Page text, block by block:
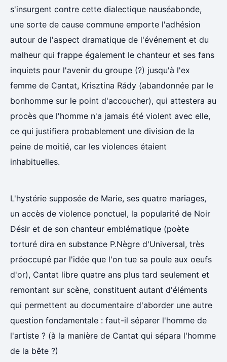
s'insurgent contre cette dialectique nauséabonde,
une sorte de cause commune emporte l'adhésion
autour de l'aspect dramatique de l'événement et du
malheur qui frappe également le chanteur et ses fans
inquiets pour l'avenir du groupe (?) jusqu'à l'ex
femme de Cantat, Krisztina Rády (abandonnée par le
bonhomme sur le point d'accoucher), qui attestera au
procès que l'homme n'a jamais été violent avec elle,
ce qui justifiera probablement une division de la
peine de moitié, car les violences étaient
inhabituelles.
L'hystérie supposée de Marie, ses quatre mariages,
un accès de violence ponctuel, la popularité de Noir
Désir et de son chanteur emblématique (poète
torturé dira en substance P.Nègre d'Universal, très
préoccupé par l'idée que l'on tue sa poule aux oeufs
d'or), Cantat libre quatre ans plus tard seulement et
remontant sur scène, constituent autant d'éléments
qui permettent au documentaire d'aborder une autre
question fondamentale : faut-il séparer l'homme de
l'artiste ? (à la manière de Cantat qui sépara l'homme
de la bête ?)